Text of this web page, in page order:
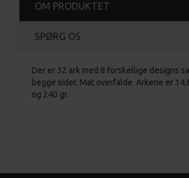
OM PRODUKTET
SPØRG OS
Der er 32 ark med 8 forskellige designs
begge sider. Mat overfalde Arkene er
og 240 gr.